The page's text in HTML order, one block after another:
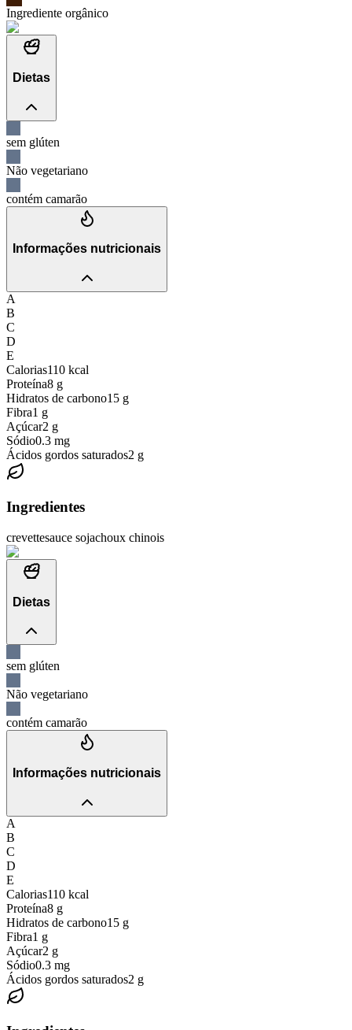
Ingrediente orgânico
Dietas
sem glúten
Não vegetariano
contém camarão
Informações nutricionais
A
B
C
D
E
Calorias110 kcal
Proteína8 g
Hidratos de carbono15 g
Fibra1 g
Açúcar2 g
Sódio0.3 mg
Ácidos gordos saturados2 g
Ingredientes
crevettesauce sojachoux chinois
Dietas
sem glúten
Não vegetariano
contém camarão
Informações nutricionais
A
B
C
D
E
Calorias110 kcal
Proteína8 g
Hidratos de carbono15 g
Fibra1 g
Açúcar2 g
Sódio0.3 mg
Ácidos gordos saturados2 g